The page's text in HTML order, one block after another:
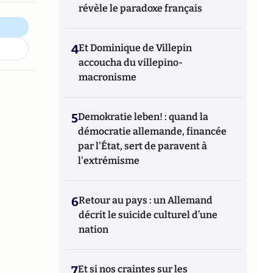
révèle le paradoxe français
4Et Dominique de Villepin
accoucha du villepino-
macronisme
5Demokratie leben! : quand la
démocratie allemande, financée
par l'État, sert de paravent à
l'extrémisme
6Retour au pays : un Allemand
décrit le suicide culturel d’une
nation
Et si nos craintes sur les